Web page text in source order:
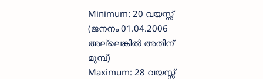
Minimum: 20 വയസ്സ്
(ജനനം 01.04.2006
അല്ലെങ്കിൽ അതിന്
മുമ്പ്)
Maximum: 28 വയസ്സ്